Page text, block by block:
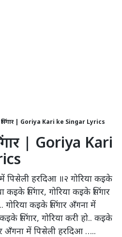
सिंगार | Goriya Kari ke Singar Lyrics
| Goriya Kari
पिसेली हरदिआ ॥२ गोरिया कइके
कइके सिंगार, गोरिया कइके सिंगार
कइके सिंगार अँगना में
सिंगार, गोरिया करी हो.. कइके
अँगना में पिसेली हरदिआ …..